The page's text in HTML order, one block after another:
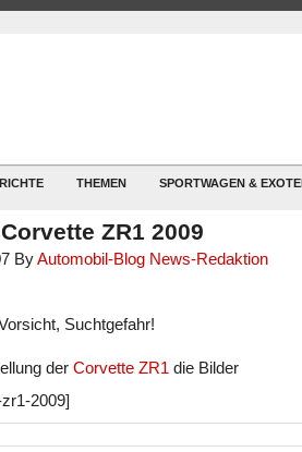
THEMEN SPORTWAGEN &
ZR1 2009
ByAutomobil-Blog News-Redaktion
Suchtgefahr!
der Corvette ZR1 die Bilder
2009]